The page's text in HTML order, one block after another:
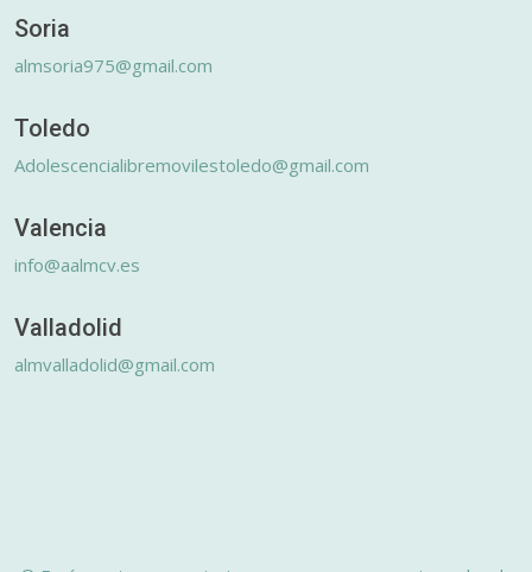
Soria
almsoria975@gmail.com
Toledo
Adolescencialibremovilestoledo@gmail.com
Valencia
info@aalmcv.es
Valladolid
almvalladolid@gmail.com